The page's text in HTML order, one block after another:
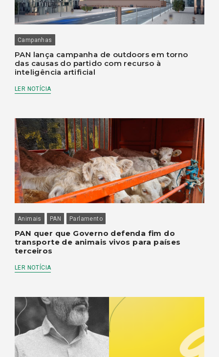
Campanhas
PAN lança campanha de outdoors em torno
das causas do partido com recurso à
inteligência artificial
LER NOTÍCIA
Animais PAN Parlamento
PAN quer que Governo defenda fim do
transporte de animais vivos para países
terceiros
LER NOTÍCIA